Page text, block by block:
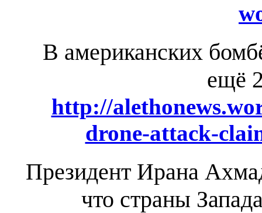
В американских
ещё
http://
drone-attack-
Президент Ирана
что страны